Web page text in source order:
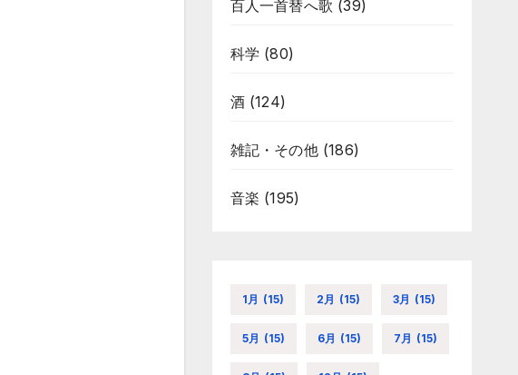
百人一首替へ歌 (39)
科学 (80)
酒(124)
雑記・その他(186)
音楽 (195)
1月 (15) 2月 (15) 3月 (15)
5月 (15) 6月 (15) 7月 (15)